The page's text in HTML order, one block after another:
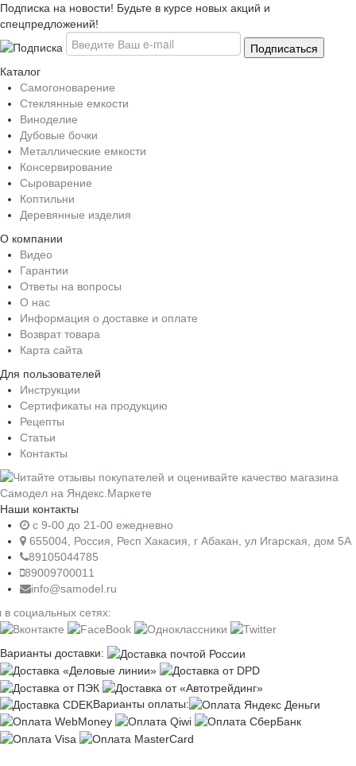
Подписка на новости! Будьте в курсе новых акций и
спецпредложений!
Каталог
Самогоноварение
Стеклянные емкости
Виноделие
Дубовые бочки
Металлические емкости
Консервирование
Сыроварение
Коптильни
Деревянные изделия
О компании
Видео
Гарантии
Ответы на вопросы
О нас
Информация о доставке и оплате
Возврат товара
Карта сайта
Для пользователей
Инструкции
Сертификаты на продукцию
Рецепты
Статьи
Контакты
Наши контакты
c 9-00 до 21-00 ежедневно
655004, Россия, Респ Хакасия, г Абакан, ул Игарская, дом 5А
89105044785
89009700011
info@samodel.ru
социальных сетях:
Варианты доставки:
Варианты оплаты: